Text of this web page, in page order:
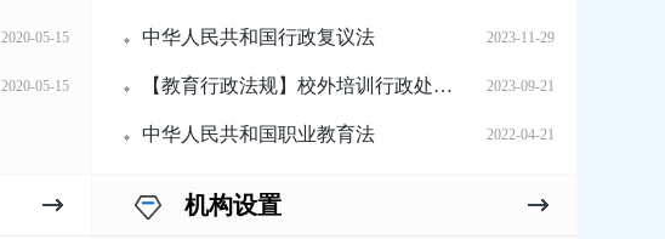
2020-05-15
2020-05-15
中华人民共和国行政复议法 2023-11-29
【教育行政法规】校外培训行政处罚暂行办法 2023-09-21
中华人民共和国职业教育法 2022-04-21
机构设置